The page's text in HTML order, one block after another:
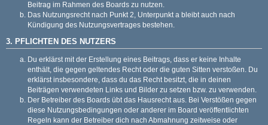
Beitrag im Rahmen des Boards zu nutzen.
Das Nutzungsrecht nach Punkt 2, Unterpunkt a bleibt auch nach
Kündigung des Nutzungsvertrages bestehen.
3. PFLICHTEN DES NUTZERS
Du erklärst mit der Erstellung eines Beitrags, dass er keine Inhalte
enthält, die gegen geltendes Recht oder die guten Sitten verstoßen. Du
erklärst insbesondere, dass du das Recht besitzt, die in deinen
Beiträgen verwendeten Links und Bilder zu setzen bzw. zu verwenden.
Der Betreiber des Boards übt das Hausrecht aus. Bei Verstößen gegen
diese Nutzungsbedingungen oder anderer im Board veröffentlichten
Regeln kann der Betreiber dich nach Abmahnung zeitweise oder